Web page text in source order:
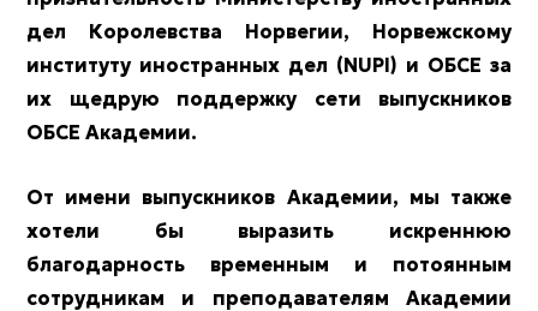
дел Королевства Норвегии, Норвежскому
институту иностранных дел (NUPI) и ОБСЕ за
их щедрую поддержку сети выпускников
ОБСЕ Академии.
От имени выпускников Академии, мы также
хотели бы выразить искреннюю
благодарность временным и потоянным
сотрудникам и преподавателям Академии